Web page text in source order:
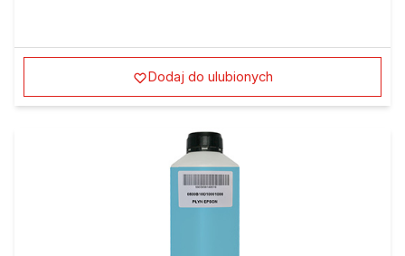
Dodaj do ulubionych